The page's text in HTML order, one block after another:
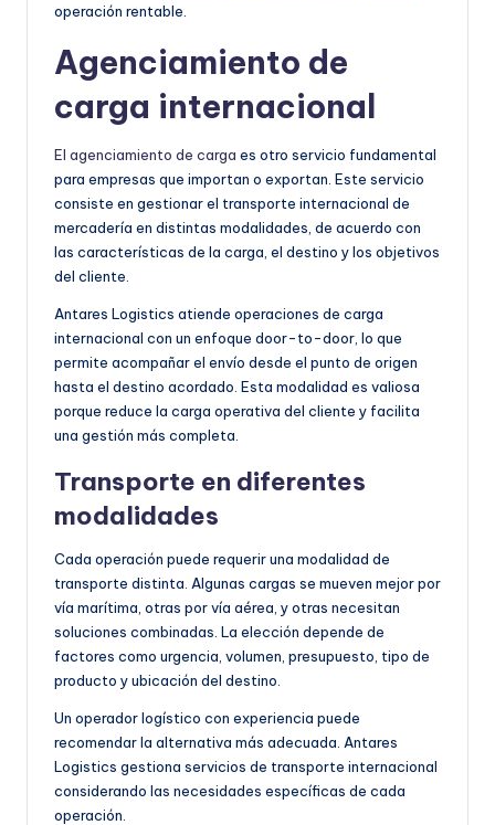
operación rentable.
Agenciamiento de
carga internacional
El agenciamiento de carga es otro servicio fundamental
para empresas que importan o exportan. Este servicio
consiste en gestionar el transporte internacional de
mercadería en distintas modalidades, de acuerdo con
las características de la carga, el destino y los objetivos
del cliente.
Antares Logistics atiende operaciones de carga
internacional con un enfoque door-to-door, lo que
permite acompañar el envío desde el punto de origen
hasta el destino acordado. Esta modalidad es valiosa
porque reduce la carga operativa del cliente y facilita
una gestión más completa.
Transporte en diferentes
modalidades
Cada operación puede requerir una modalidad de
transporte distinta. Algunas cargas se mueven mejor por
vía marítima, otras por vía aérea, y otras necesitan
soluciones combinadas. La elección depende de
factores como urgencia, volumen, presupuesto, tipo de
producto y ubicación del destino.
Un operador logístico con experiencia puede
recomendar la alternativa más adecuada. Antares
Logistics gestiona servicios de transporte internacional
considerando las necesidades específicas de cada
operación.